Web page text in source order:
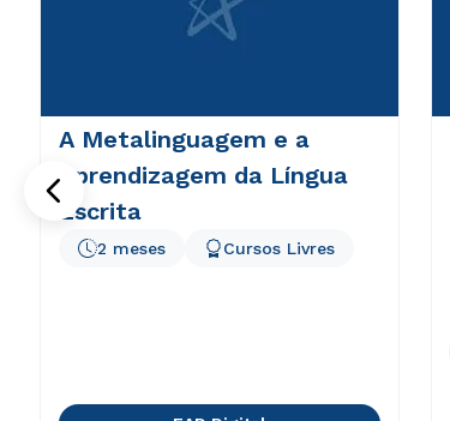
A Metalinguagem e a
Aprendizagem da Língua
Escrita
2 meses Cursos Livres